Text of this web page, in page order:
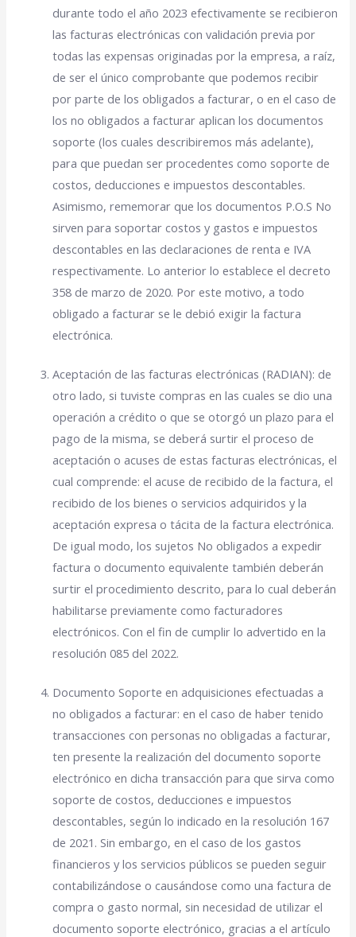
durante todo el año 2023 efectivamente se recibieron
las facturas electrónicas con validación previa por
todas las expensas originadas por la empresa, a raíz,
de ser el único comprobante que podemos recibir
por parte de los obligados a facturar, o en el caso de
los no obligados a facturar aplican los documentos
soporte (los cuales describiremos más adelante),
para que puedan ser procedentes como soporte de
costos, deducciones e impuestos descontables.
Asimismo, rememorar que los documentos P.O.S No
sirven para soportar costos y gastos e impuestos
descontables en las declaraciones de renta e IVA
respectivamente. Lo anterior lo establece el decreto
358 de marzo de 2020. Por este motivo, a todo
obligado a facturar se le debió exigir la factura
electrónica.
Aceptación de las facturas electrónicas (RADIAN): de
otro lado, si tuviste compras en las cuales se dio una
operación a crédito o que se otorgó un plazo para el
pago de la misma, se deberá surtir el proceso de
aceptación o acuses de estas facturas electrónicas, el
cual comprende: el acuse de recibido de la factura, el
recibido de los bienes o servicios adquiridos y la
aceptación expresa o tácita de la factura electrónica.
De igual modo, los sujetos No obligados a expedir
factura o documento equivalente también deberán
surtir el procedimiento descrito, para lo cual deberán
habilitarse previamente como facturadores
electrónicos. Con el fin de cumplir lo advertido en la
resolución 085 del 2022.
Documento Soporte en adquisiciones efectuadas a
no obligados a facturar: en el caso de haber tenido
transacciones con personas no obligadas a facturar,
ten presente la realización del documento soporte
electrónico en dicha transacción para que sirva como
soporte de costos, deducciones e impuestos
descontables, según lo indicado en la resolución 167
de 2021. Sin embargo, en el caso de los gastos
financieros y los servicios públicos se pueden seguir
contabilizándose o causándose como una factura de
compra o gasto normal, sin necesidad de utilizar el
documento soporte electrónico, gracias a el artículo